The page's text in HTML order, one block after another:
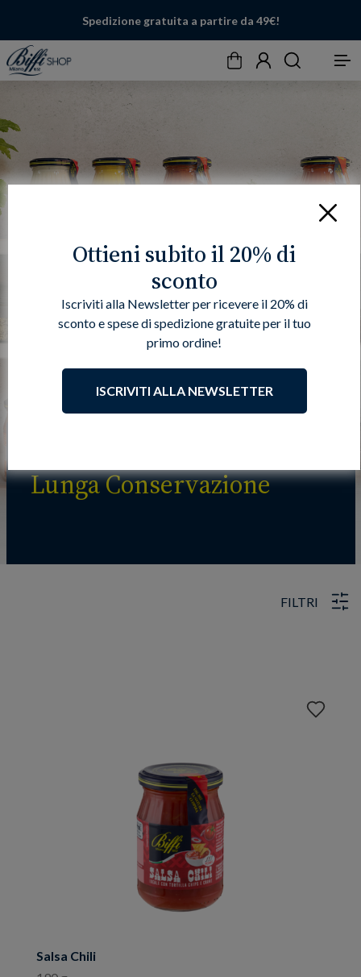
Spedizione gratuita a partire da 49€!
CarrelloAccountCerca Menu
Lunga Conservazione
FILTRI
Salsa Chili
Aggiungi
Chiudi
Ottieni subito il 20% di
sconto
Iscriviti alla Newsletter per ricevere il 20% di
sconto e spese di spedizione gratuite per il tuo
primo ordine!
ISCRIVITI ALLA NEWSLETTER